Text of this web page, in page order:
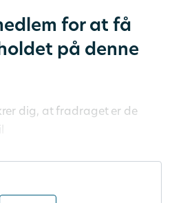
for at få
på denne
dig, at fradraget er de